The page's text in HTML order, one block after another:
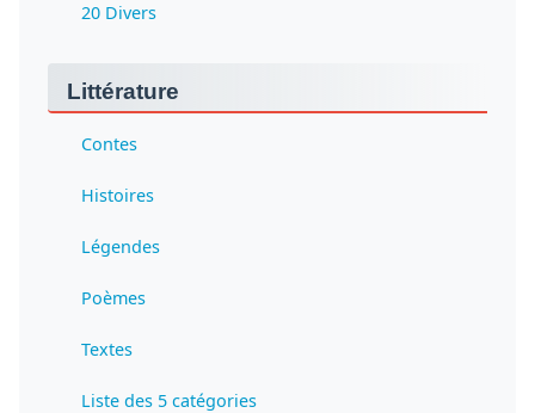
20 Divers
Littérature
Contes
Histoires
Légendes
Poèmes
Textes
Liste des 5 catégories